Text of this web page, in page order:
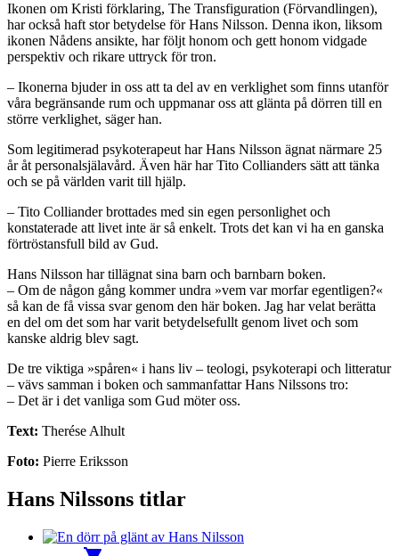
Ikonen om Kristi förklaring, The Transfiguration (Förvandlingen),
har också haft stor betydelse för Hans Nilsson. Denna ikon, liksom
ikonen Nådens ansikte, har följt honom och gett honom vidgade
perspektiv och rikare uttryck för tron.
– Ikonerna bjuder in oss att ta del av en verklighet som finns utanför
våra begränsande rum och uppmanar oss att glänta på dörren till en
större verklighet, säger han.
Som legitimerad psykoterapeut har Hans Nilsson ägnat närmare 25
år åt personalsjälavård. Även här har Tito Collianders sätt att tänka
och se på världen varit till hjälp.
– Tito Colliander brottades med sin egen personlighet och
konstaterade att livet inte är så enkelt. Trots det kan vi ha en ganska
förtröstansfull bild av Gud.
Hans Nilsson har tillägnat sina barn och barnbarn boken.
– Om de någon gång kommer undra »vem var morfar egentligen?«
så kan de få vissa svar genom den här boken. Jag har velat berätta
en del om det som har varit betydelsefullt genom livet och som
kanske aldrig blev sagt.
De tre viktiga »spåren« i hans liv – teologi, psykoterapi och litteratur
– vävs samman i boken och sammanfattar Hans Nilssons tro:
– Det är i det vanliga som Gud möter oss.
Text: Therése Alhult
Foto: Pierre Eriksson
Hans Nilssons titlar